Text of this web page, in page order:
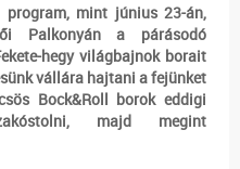
program, mint június 23-án,
Palkonyán a párásodó
hegy világbajnok borait
vállára hajtani a fejünket
Bock&Roll borok eddigi
majd megint